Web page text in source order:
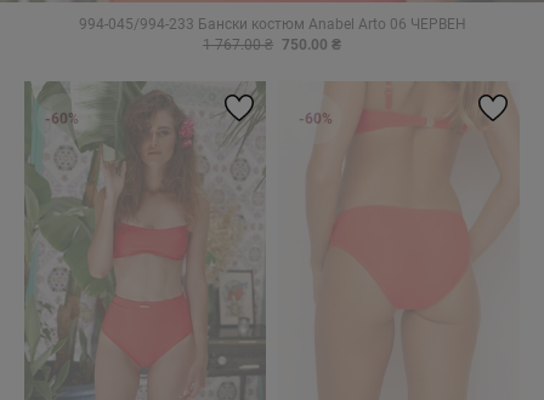
994-045/994-233 Бански костюм Anabel Arto 06 ЧЕРВЕН
1 767.00 ₴ 750.00 ₴
-60% -60%